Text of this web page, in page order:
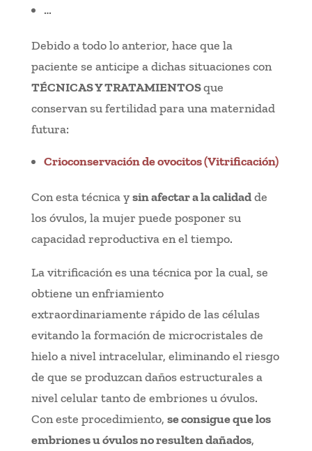
…
Debido a todo lo anterior, hace que la
paciente se anticipe a dichas situaciones con
TÉCNICAS Y TRATAMIENTOSque
conservan su fertilidad para una maternidad
futura:
Crioconservación de ovocitos (Vitrificación)
Con esta técnica ysin afectar a la calidadde
los óvulos, la mujer puede posponer su
capacidad reproductiva en el tiempo.
La vitrificación es una técnica por la cual, se
obtiene un enfriamiento
extraordinariamente rápido de las células
evitando la formación de microcristales de
hielo a nivel intracelular, eliminando el riesgo
de que se produzcan daños estructurales a
nivel celular tanto de embriones u óvulos.
Con este procedimiento, se consigue que los
embriones u óvulos no resulten dañados,